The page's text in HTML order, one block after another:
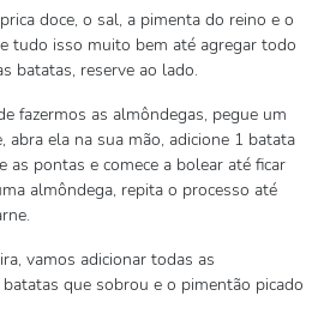
doce, o sal, a pimenta do reino e o
tudo isso muito bem até agregar todo
batatas, reserve ao lado.
fazermos as almôndegas, pegue um
abra ela na sua mão, adicione 1 batata
as pontas e comece a bolear até ficar
almôndega, repita o processo até
vamos adicionar todas as
que sobrou e o pimentão picado